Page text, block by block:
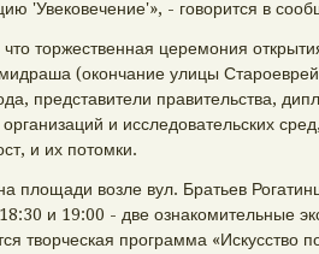
'Увековечение'», - говорится в
торжественная церемония
(окончание улицы
представители правительства,
и исследовательских
и их потомки.
площади возле вул. Братьев
и 19:00 - две ознакомительные
творческая программа «Искусство